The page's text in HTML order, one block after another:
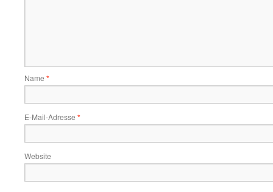
Name *
E-Mail-Adresse *
Website